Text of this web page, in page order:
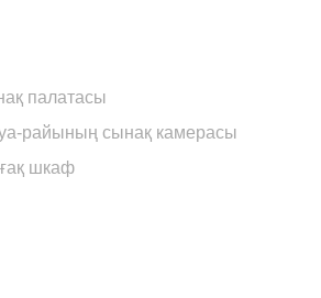
палатасы
райының сынақ камерасы
шкаф